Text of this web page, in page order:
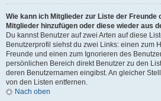
Wie kann ich Mitglieder zur Liste der
Mitglieder hinzufügen oder diese wieder aus
Du kannst Benutzer auf zwei Arten auf diese
Benutzerprofil siehst du zwei Links: einen zum
Freunde und einen zum Ignorieren des
persönlichen Bereich direkt Benutzer zu den
deren Benutzernamen eingibst. An gleicher
von den Listen entfernen.
Nach oben